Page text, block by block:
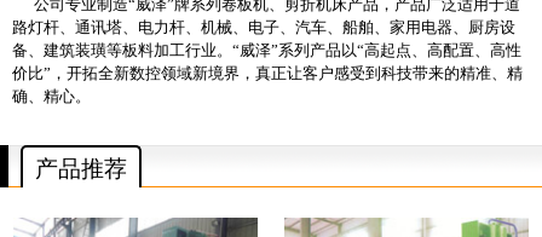
公司专业制造“威泽”牌系列 卷板机、剪折机床产品 ，产品广泛适用于道
路灯杆、通讯塔、电力杆、机械、电子、汽车、船舶、家用电器、厨房设
备、建筑装璜等板料加工行业。“威泽”系列产品以“高起点、高配置、高性
价比”，开拓全新数控领域新境界，真正让客户感受到科技带来的精准、精
确、精心。
产品推荐